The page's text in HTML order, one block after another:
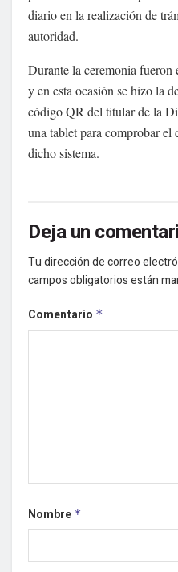
diario en la realización de
autoridad.
Durante la ceremonia fueron
y en esta ocasión se hizo la
código QR del titular de la
una tablet para comprobar
dicho sistema.
Deja un
Tu dirección de correo
campos obligatorios están
Comentario *
Nombre *